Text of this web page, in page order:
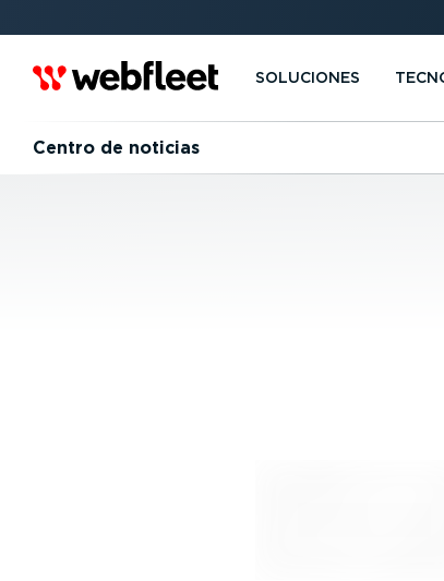
SOLUCIONES
Centro de noticias